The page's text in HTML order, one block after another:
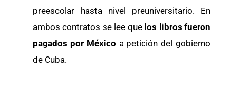
preescolar hasta nivel preuniversitario. En
ambos contratos se lee que los libros fueron
pagados por México a petición del gobierno
de Cuba.